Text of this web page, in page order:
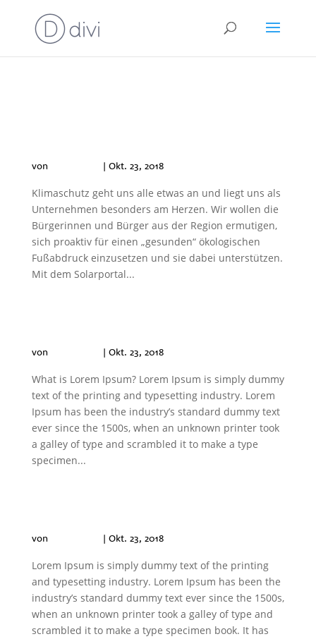
von | Okt. 23, 2018
Klimaschutz geht uns alle etwas an und liegt uns als
Unternehmen besonders am Herzen. Wir wollen die
Bürgerinnen und Bürger aus der Region ermutigen,
sich proaktiv für einen „gesunden“ ökologischen
Fußabdruck einzusetzen und sie dabei unterstützen.
Mit dem Solarportal...
von | Okt. 23, 2018
What is Lorem Ipsum? Lorem Ipsum is simply dummy
text of the printing and typesetting industry. Lorem
Ipsum has been the industry’s standard dummy text
ever since the 1500s, when an unknown printer took
a galley of type and scrambled it to make a type
specimen...
von | Okt. 23, 2018
Lorem Ipsum is simply dummy text of the printing
and typesetting industry. Lorem Ipsum has been the
industry’s standard dummy text ever since the 1500s,
when an unknown printer took a galley of type and
scrambled it to make a type specimen book. It has